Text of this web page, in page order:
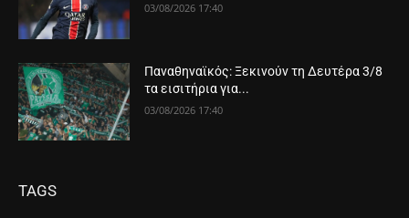
03/08/2026 17:40
Παναθηναϊκός: Ξεκινούν τη Δευτέρα 3/8
τα εισιτήρια για...
03/08/2026 17:40
TAGS